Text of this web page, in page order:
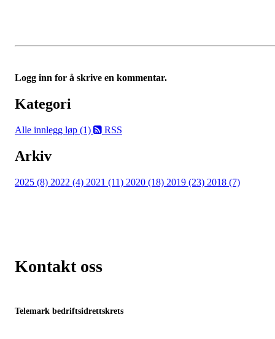
Logg inn for å skrive en kommentar.
Kategori
Alle innlegg løp (1) RSS
Arkiv
2025 (8) 2022 (4) 2021 (11) 2020 (18) 2019 (23) 2018 (7)
Kontakt oss
Telemark bedriftsidrettskrets